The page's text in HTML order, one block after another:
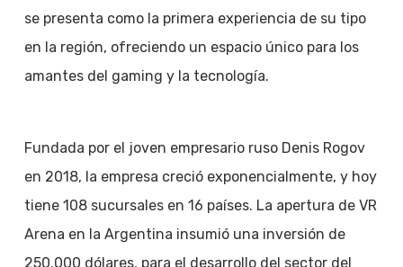
se presenta como la primera experiencia de su tipo
en la región, ofreciendo un espacio único para los
amantes del gaming y la tecnología.
Fundada por el joven empresario ruso Denis Rogov
en 2018, la empresa creció exponencialmente, y hoy
tiene 108 sucursales en 16 países. La apertura de VR
Arena en la Argentina insumió una inversión de
250.000 dólares, para el desarrollo del sector del